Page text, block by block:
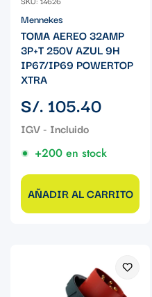
Mennekes
TOMA AEREO 32AMP
3P+T 250V AZUL 9H
IP67/IP69 POWERTOP
XTRA
Precio
regular
S/. 105.40
+200 en stock
AÑADIR AL CARRITO